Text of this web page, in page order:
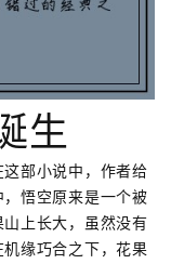
生
部小说中，作者给
悟空原来是一个被
上长大，虽然没有
缘巧合之下，花果